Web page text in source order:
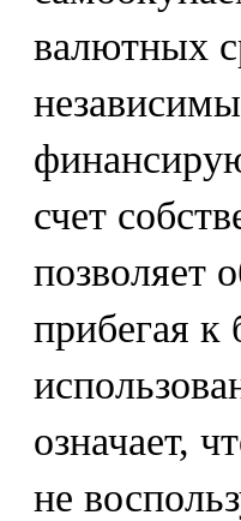
валютных
счет
позволяет
прибегая
означает,
не